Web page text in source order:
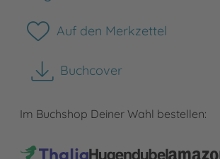
Auf den Merkzettel
Buchcover
herunterladen
Im Buchshop Deiner Wahl bestellen: